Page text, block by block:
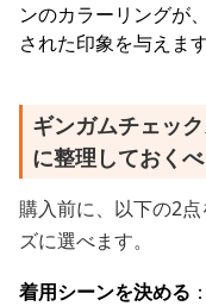
ンのカラーリングが
された印象を与えます
ギンガムチェッ
に整理しておく
購入前に、以下の2
ズに選べます。
着用シーンを決める